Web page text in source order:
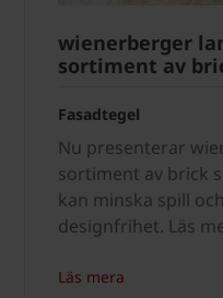
wienerberger
sortiment av
Fasadtegel
Nu presenterar
sortiment av brick
kan minska spill
designfrihet. Läs
Läs mera